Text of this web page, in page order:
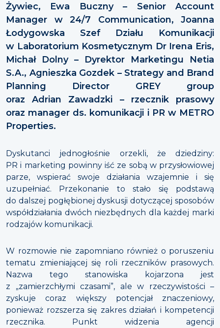
Żywiec, Ewa Buczny – Senior Account
Manager w 24/7 Communication, Joanna
Łodygowska Szef Działu Komunikacji
w Laboratorium Kosmetycznym Dr Irena Eris,
Michał Dolny – Dyrektor Marketingu Netia
S.A., Agnieszka Gozdek – Strategy and Brand
Planning Director GREY group
oraz Adrian Zawadzki – rzecznik prasowy
oraz manager ds. komunikacji i PR w METRO
Properties.
Dyskutanci jednogłośnie orzekli, że dziedziny:
PR i marketing powinny iść ze sobą w przysłowiowej
parze, wspierać swoje działania wzajemnie i się
uzupełniać. Przekonanie to stało się podstawą
do dalszej pogłębionej dyskusji dotyczącej sposobów
współdziałania dwóch niezbędnych dla każdej marki
rodzajów komunikacji.
W rozmowie nie zapomniano również o poruszeniu
tematu zmieniającej się roli rzeczników prasowych.
Nazwa tego stanowiska kojarzona jest
z „zamierzchłymi czasami”, ale w rzeczywistości –
zyskuje coraz większy potencjał znaczeniowy,
ponieważ rozszerza się zakres działań i kompetencji
rzecznika. Punkt widzenia agencji